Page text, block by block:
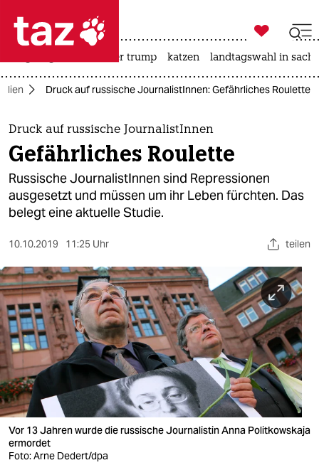
 taz zahl ich
taz zahl ich
themen
politik
öko
gesellschaft
sport
berlin
nord
wahrheit
verlag
verlag

taz zahl ich
usa unter trump katzen landtagswahl in
Druck auf russische JournalistInnen: Gefährliches Roulette
Druck auf russische JournalistInnen
Gefährliches Roulette
Russische JournalistInnen sind Repressionen
ausgesetzt und müssen um ihr Leben fürchten. Das
belegt eine aktuelle Studie.
10.10.2019 11:25 Uhr teilen
Vor 13 Jahren wurde die russische Journalistin Anna Politkowskaja
ermordet
Foto: Arne Dedert/dpa